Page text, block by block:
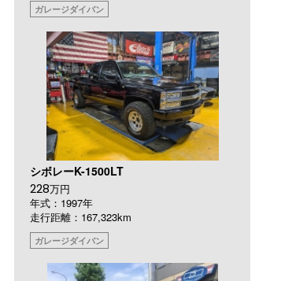
ガレージダイバン
シボレーK-1500LT
228万円
年式：1997年
走行距離：167,323km
ガレージダイバン